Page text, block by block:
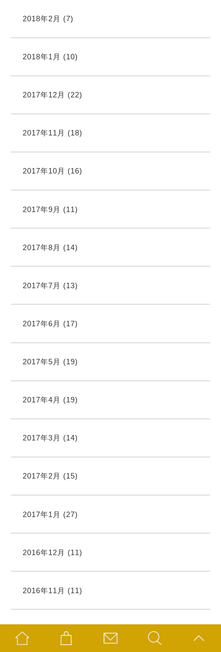
2018年2月 (7)
2018年1月 (10)
2017年12月 (22)
2017年11月 (18)
2017年10月 (16)
2017年9月 (11)
2017年8月 (14)
2017年7月 (13)
2017年6月 (17)
2017年5月 (19)
2017年4月 (19)
2017年3月 (14)
2017年2月 (15)
2017年1月 (27)
2016年12月 (11)
2016年11月 (11)